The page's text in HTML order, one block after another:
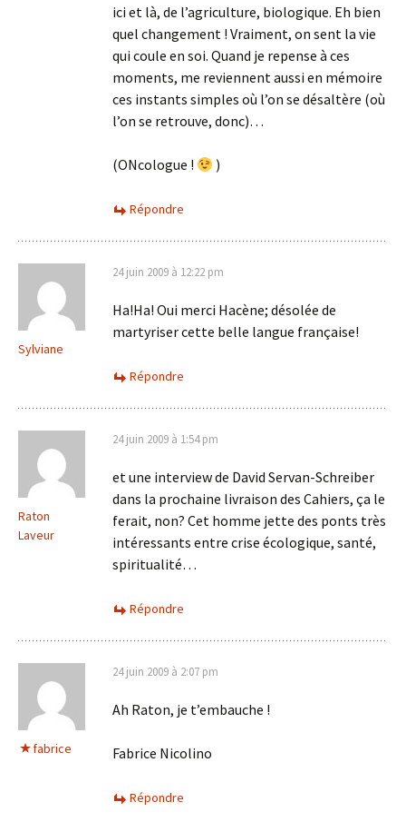
ici et là, de l’agriculture, biologique. Eh bien
quel changement ! Vraiment, on sent la vie
qui coule en soi. Quand je repense à ces
moments, me reviennent aussi en mémoire
ces instants simples où l’on se désaltère (où
l’on se retrouve, donc)…
(ONcologue ! )
Répondre
Sylviane
24 juin 2009 à 12:22 pm
Ha!Ha! Oui merci Hacène; désolée de
martyriser cette belle langue française!
Répondre
Raton
Laveur
24 juin 2009 à 1:54 pm
et une interview de David Servan-Schreiber
dans la prochaine livraison des Cahiers, ça le
ferait, non? Cet homme jette des ponts très
intéressants entre crise écologique, santé,
spiritualité…
Répondre
fabrice
24 juin 2009 à 2:07 pm
Ah Raton, je t’embauche !
Fabrice Nicolino
Répondre